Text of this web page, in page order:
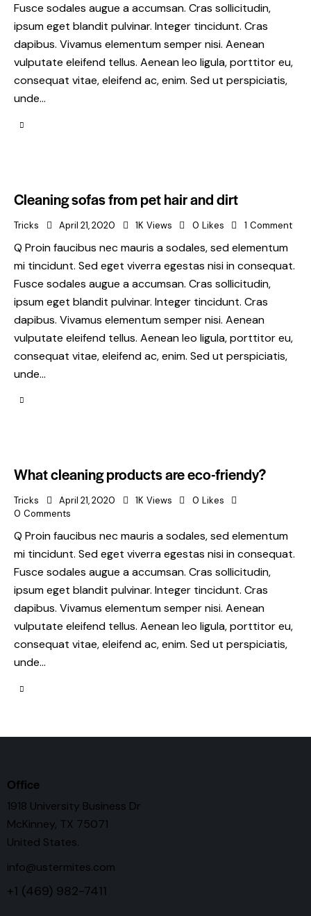
Fusce sodales augue a accumsan. Cras sollicitudin,
ipsum eget blandit pulvinar. Integer tincidunt. Cras
dapibus. Vivamus elementum semper nisi. Aenean
vulputate eleifend tellus. Aenean leo ligula, porttitor eu,
consequat vitae, eleifend ac, enim. Sed ut perspiciatis,
unde…
Cleaning sofas from pet hair and dirt
Tricks April 21, 2020 1K Views 0 Likes 1 Comment
Q Proin faucibus nec mauris a sodales, sed elementum
mi tincidunt. Sed eget viverra egestas nisi in consequat.
Fusce sodales augue a accumsan. Cras sollicitudin,
ipsum eget blandit pulvinar. Integer tincidunt. Cras
dapibus. Vivamus elementum semper nisi. Aenean
vulputate eleifend tellus. Aenean leo ligula, porttitor eu,
consequat vitae, eleifend ac, enim. Sed ut perspiciatis,
unde…
What cleaning products are eco-friendy?
Tricks April 21, 2020 1K Views 0 Likes
0 Comments
Q Proin faucibus nec mauris a sodales, sed elementum
mi tincidunt. Sed eget viverra egestas nisi in consequat.
Fusce sodales augue a accumsan. Cras sollicitudin,
ipsum eget blandit pulvinar. Integer tincidunt. Cras
dapibus. Vivamus elementum semper nisi. Aenean
vulputate eleifend tellus. Aenean leo ligula, porttitor eu,
consequat vitae, eleifend ac, enim. Sed ut perspiciatis,
unde…
Office
1918 University Business Dr
McKinney, TX 75071
United States.
info@ustermites.com
+1 (469) 982-7411